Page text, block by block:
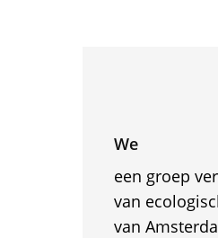
We
een groep
van
van